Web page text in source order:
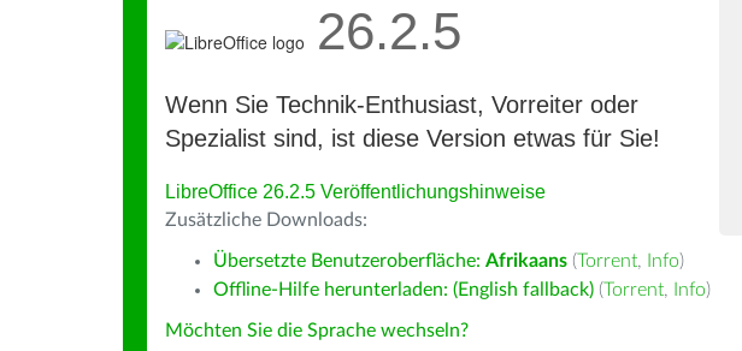
26.2.5
Wenn Sie Technik-Enthusiast, Vorreiter oder
Spezialist sind, ist diese Version etwas für Sie!
LibreOffice 26.2.5 Veröffentlichungshinweise
Zusätzliche Downloads:
Übersetzte Benutzeroberfläche: Afrikaans (Torrent, Info)
Offline-Hilfe herunterladen: (English fallback) (Torrent, Info)
Möchten Sie die Sprache wechseln?